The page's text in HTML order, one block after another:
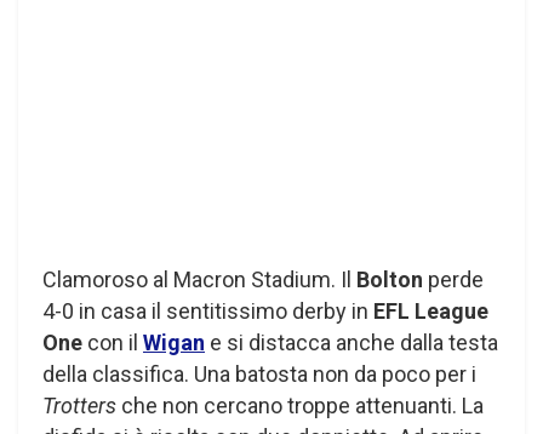
Clamoroso al Macron Stadium. Il Bolton perde
4-0 in casa il sentitissimo derby in EFL League
One con il Wigan e si distacca anche dalla testa
della classifica. Una batosta non da poco per i
Trotters che non cercano troppe attenuanti. La